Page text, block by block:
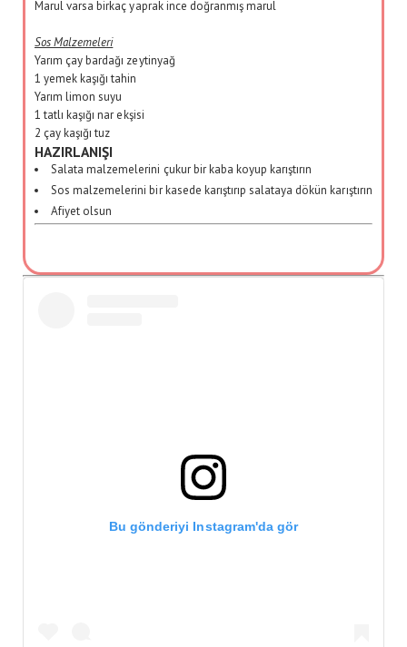
Marul varsa birkaç yaprak ince doğranmış marul
Sos Malzemeleri
Yarım çay bardağı zeytinyağ
1 yemek kaşığı tahin
Yarım limon suyu
1 tatlı kaşığı nar ekşisi
2 çay kaşığı tuz
HAZIRLANIŞI
Salata malzemelerini çukur bir kaba koyup karıştırın
Sos malzemelerini bir kasede karıştırıp salataya dökün karıştırın
Afiyet olsun
Bu gönderiyi Instagram'da gör